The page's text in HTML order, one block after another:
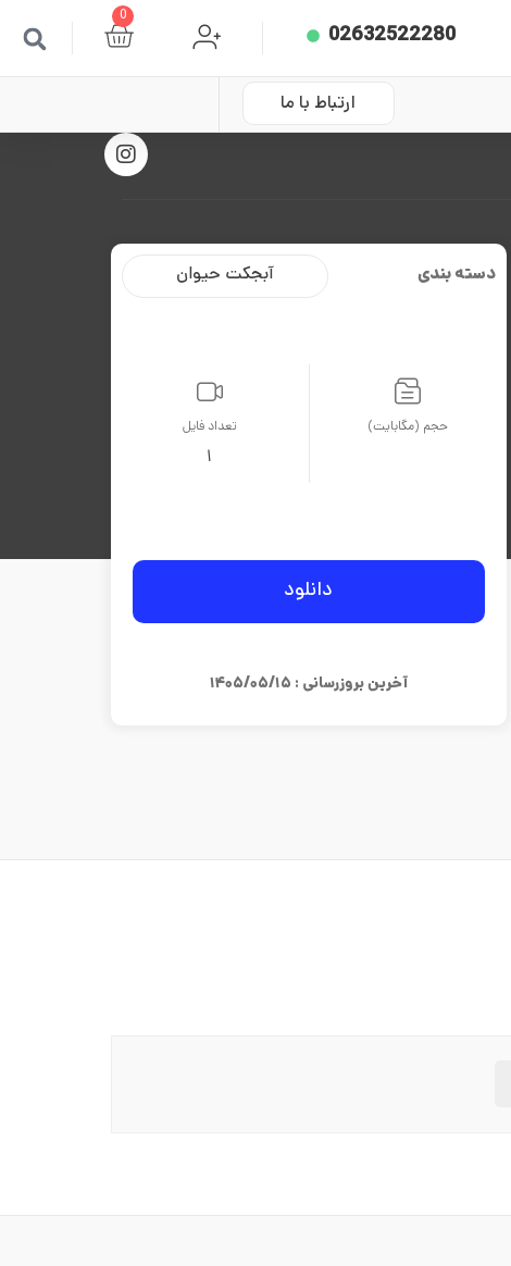
02632522280
0
ارتباط با ما
دسته بندی آبجکت حیوان
حجم (مگابایت) تعداد فایل
1
دانلود
آخرین بروزرسانی : ۱۴۰۵/۰۵/۱۵